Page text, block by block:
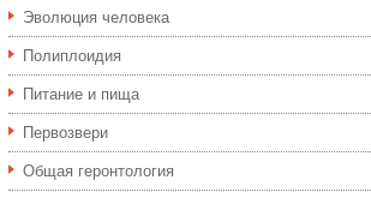
Эволюция человека
Полиплоидия
Питание и пища
Первозвери
Общая геронтология